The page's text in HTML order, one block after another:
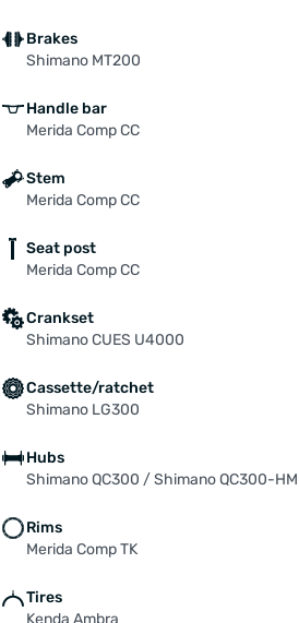
Brakes
Shimano MT200
Handle bar
Merida Comp CC
Stem
Merida Comp CC
Seat post
Merida Comp CC
Crankset
Shimano CUES U4000
Cassette/ratchet
Shimano LG300
Hubs
Shimano QC300 / Shimano QC300-HM
Rims
Merida Comp TK
Tires
Kenda Ambra